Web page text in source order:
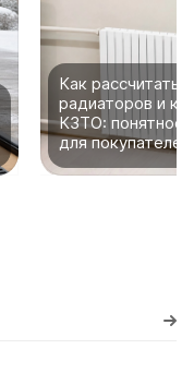
Как рассчитать
радиаторов и
КЗТО: понятное
для покупателей